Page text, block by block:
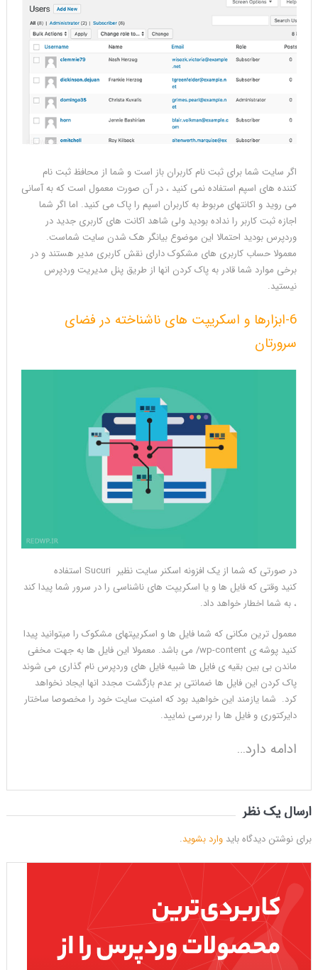
اگر سایت شما برای ثبت نام کاربران باز است و شما از محافظ ثبت نام
کننده های اسپم استفاده نمی کنید ، در آن صورت معمول است که به آسانی
می روید و اکانتهای مربوط به کاربران اسپم را پاک می کنید. اما اگر شما
اجازه ثبت کاربر را نداده بودید ولی شاهد اکانت های کاربری جدید در
وردپرس بودید احتمالا این موضوع بیانگر هک شدن سایت شماست.
معمولا حساب کاربری های مشکوک دارای نقش کاربری مدیر هستند و در
برخی موارد شما قادر به پاک کردن انها از طریق پنل مدیریت وردپرس
نیستید.
6-ابزارها و اسکریپت های ناشناخته در فضای
سرورتان
در صورتی که شما از یک افزونه اسکنر سایت نظیر Sucuri استفاده
کنید وقتی که فایل ها و یا اسکریپت های ناشناسی را در سرور شما پیدا کند
، به شما اخطار خواهد داد.
معمول ترین مکانی که شما فایل ها و اسکریپتهای مشکوک را میتوانید پیدا
کنید پوشه ی wp-content/ می باشد. معمولا این فایل ها به جهت مخفی
ماندن بی بین بقیه ی فایل ها شبیه فایل های وردپرس نام گذاری می شوند
پاک کردن این فایل ها ضمانتی بر عدم بازگشت مجدد انها ایجاد نخواهد
کرد. شما یازمند این خواهید بود که امنیت سایت خود را مخصوصا ساختار
دایرکتوری و فایل ها را بررسی نمایید.
ادامه دارد…
ارسال یک نظر
برای نوشتن دیدگاه باید وارد بشوید.